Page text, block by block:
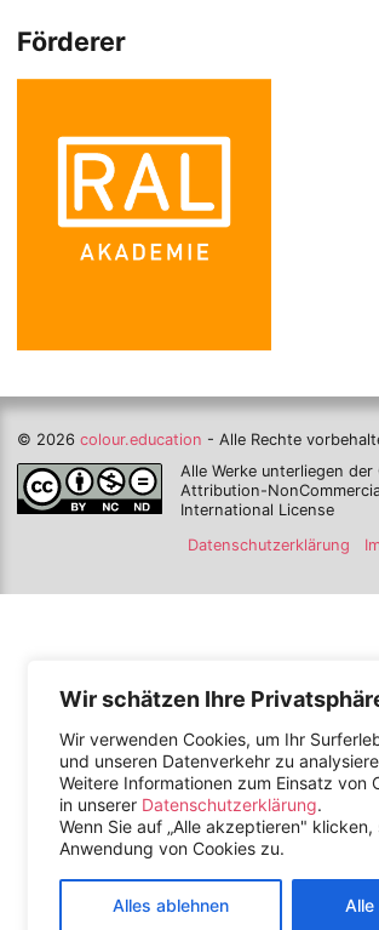
Wir schätzen Ihre
Wir verwenden Cookies, um Ihr
und unseren Datenverkehr zu
Weitere Informationen zum Einsatz von
in unserer Datenschutzerklärung.
Wenn Sie auf „Alle akzeptieren"
Anwendung von Cookies zu.
Alles ablehnen Alle
Förderer
© 2026 colour.education - Alle Rechte
Alle Werke unterliegen der
Attribution-
International License
Datenschutzerklärung